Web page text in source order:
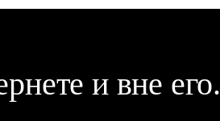
и вне его.